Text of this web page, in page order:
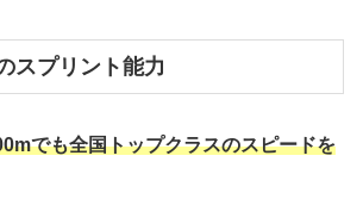
スプリント能力
でも全国トップクラスのスピードを